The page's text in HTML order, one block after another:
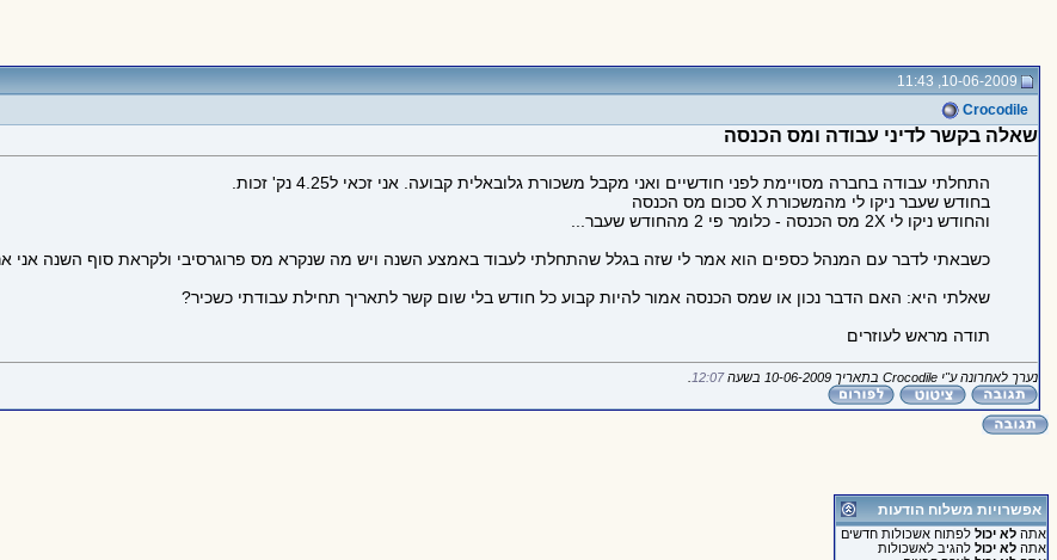
10-06-2009, 11:43
Crocodile
שאלה בקשר לדיני עבודה ומס הכנסה
התחלתי עבודה בחברה מסויימת לפני חודשיים ואני מקבל משכורת גלובאלית קבועה. אני זכאי ל4.25 נק' זכות.
בחודש שעבר ניקו לי מהמשכורת X סכום מס הכנסה
והחודש ניקו לי 2X מס הכנסה - כלומר פי 2 מהחודש שעבר...
כשבאתי לדבר עם המנהל כספים הוא אמר לי שזה בגלל שהתחלתי לעבוד באמצע השנה ויש מה שנקרא מס פרוגרסיבי ולקראת סוף השנה אני
שאלתי היא: האם הדבר נכון או שמס הכנסה אמור להיות קבוע כל חודש בלי שום קשר לתאריך תחילת עבודתי כשכיר?
תודה מראש לעוזרים
נערך לאחרונה ע"י Crocodile בתאריך 10-06-2009 בשעה 12:07
אפשרויות משלוח הודעות
אתה לא יכוללפתוח אשכולות חדשים
אתה לא יכוללהגיב לאשכולות